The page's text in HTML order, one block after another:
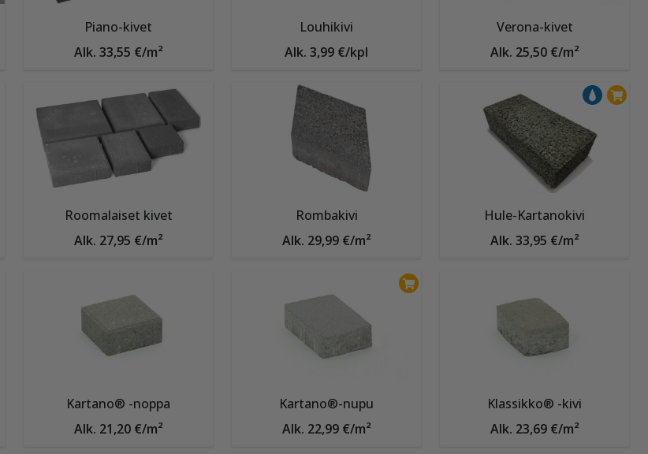
Piano-kivet
Alk. 33,55 €/m²
Louhikivi
Alk. 3,99 €/kpl
Verona-kivet
Alk. 25,50 €/m²
Roomalaiset kivet
Alk. 27,95 €/m²
Rombakivi
Alk. 29,99 €/m²
Hule-Kartanokivi
Alk. 33,95 €/m²
Kartano® -noppa
Alk. 21,20 €/m²
Kartano®-nupu
Alk. 22,99 €/m²
Klassikko® -kivi
Alk. 23,69 €/m²